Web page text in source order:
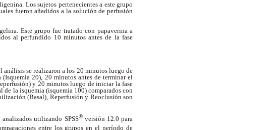
Los sujetos pertenecientes a este grupo
fueron añadidos a la solución de perfusión
Este grupo fue tratado con papaverina a
al perfundido 10 minutos antes de la fase
análisis se realizaron a los 20 minutos luego de
20), 20 minutos antes de terminar el
y 20 minutos luego de iniciar la fase
de la isquemia (isquemia 100) comparados con
(Basal), Reperfusión y Reoclusión son
utilizando SPSS®versión 12.0 para
entre los grupos en el período de